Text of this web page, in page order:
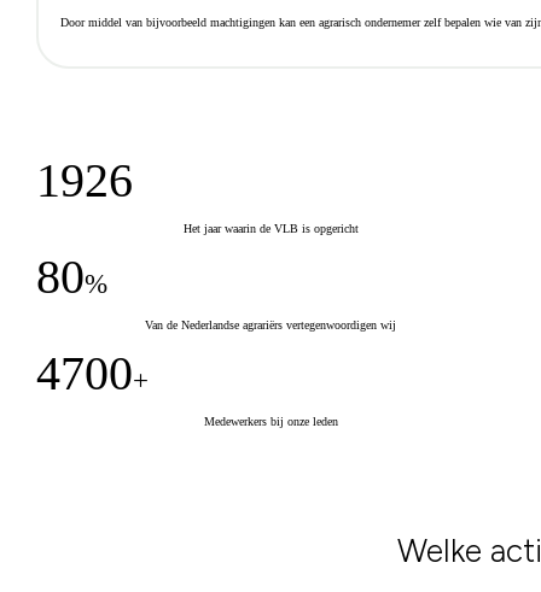
Door middel van bijvoorbeeld machtigingen kan een agrarisch ondernemer zelf bepalen wie van
1926
Het jaar waarin de VLB is opgericht
80%
Van de Nederlandse agrariërs vertegenwoordigen wij
4700+
Medewerkers bij onze leden
Welke